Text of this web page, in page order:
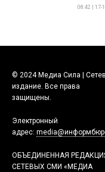
08:42 | 17-
© 2024 Медиа Сила |
издание. Все права
защищены.
Электронный
адрес:
ОБЪЕДИНЕННАЯ
СЕТЕВЫХ СМИ «МЕДИА